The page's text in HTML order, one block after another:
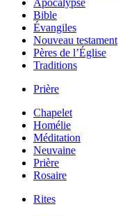
Apocalypse
Bible
Évangiles
Nouveau testament
Pères de l’Église
Traditions
Prière
Chapelet
Homélie
Méditation
Neuvaine
Prière
Rosaire
Rites